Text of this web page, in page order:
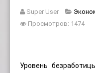
Super User
Просмотров: 1474
Уровень